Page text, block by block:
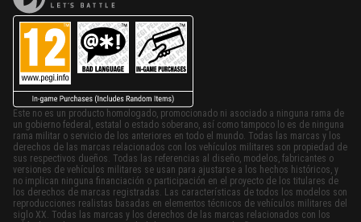
Este no es un producto homologado, promocionado ni asociado a ninguna rama de
un gobierno federal, estatal o estado soberano, así como tampoco lo es de ninguna
rama militar o servicio de los anteriores en todo el mundo. Todas las marcas y los
derechos de las marcas relacionados con los vehículos militares son propiedad de
sus respectivos dueños. Todas las referencias al diseño, modelos, fabricantes o
versiones de vehículos militares se usan para ajustarse a los hechos históricos, y
no implican ninguna financiación o participación en el proyecto de los titulares de
los derechos de marcas registradas. Las características de todos los modelos son
reproducciones realistas basadas en elementos técnicos de vehículos militares del
siglo XX. Todas las marcas y los derechos de las marcas relacionados con los